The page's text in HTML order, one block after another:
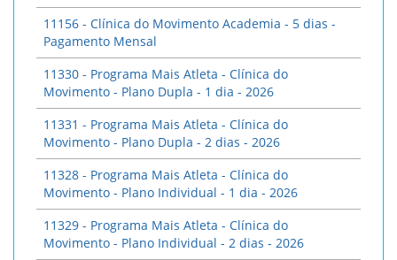
11156 - Clínica do Movimento Academia - 5 dias -
Pagamento Mensal
11330 - Programa Mais Atleta - Clínica do
Movimento - Plano Dupla - 1 dia - 2026
11331 - Programa Mais Atleta - Clínica do
Movimento - Plano Dupla - 2 dias - 2026
11328 - Programa Mais Atleta - Clínica do
Movimento - Plano Individual - 1 dia - 2026
11329 - Programa Mais Atleta - Clínica do
Movimento - Plano Individual - 2 dias - 2026